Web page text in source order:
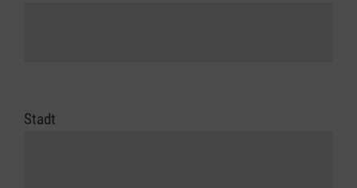
Stadt